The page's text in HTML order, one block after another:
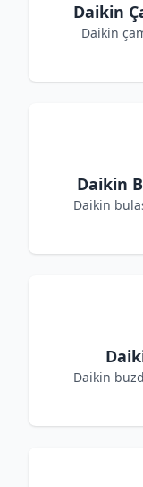
Daikin
Daikin
Daikin
Daikin
Daikin